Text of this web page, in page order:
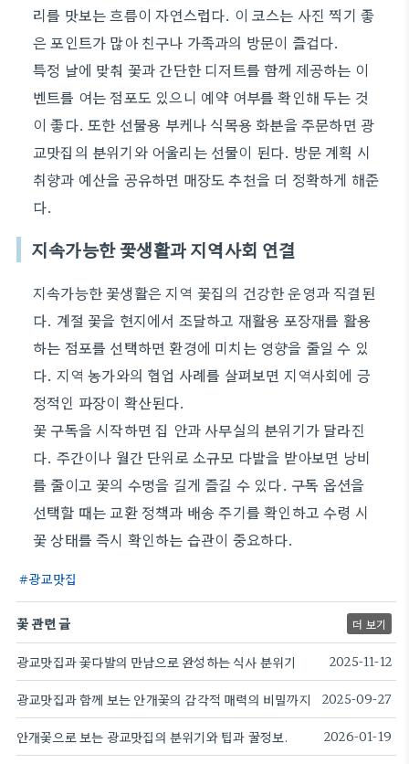
리를 맛보는 흐름이 자연스럽다. 이 코스는 사진 찍기 좋
은 포인트가 많아 친구나 가족과의 방문이 즐겁다.
특정 날에 맞춰 꽃과 간단한 디저트를 함께 제공하는 이
벤트를 여는 점포도 있으니 예약 여부를 확인해 두는 것
이 좋다. 또한 선물용 부케나 식목용 화분을 주문하면 광
교맛집의 분위기와 어울리는 선물이 된다. 방문 계획 시
취향과 예산을 공유하면 매장도 추천을 더 정확하게 해준
다.
지속가능한 꽃생활과 지역사회 연결
지속가능한 꽃생활은 지역 꽃집의 건강한 운영과 직결된
다. 계절 꽃을 현지에서 조달하고 재활용 포장재를 활용
하는 점포를 선택하면 환경에 미치는 영향을 줄일 수 있
다. 지역 농가와의 협업 사례를 살펴보면 지역사회에 긍
정적인 파장이 확산된다.
꽃 구독을 시작하면 집 안과 사무실의 분위기가 달라진
다. 주간이나 월간 단위로 소규모 다발을 받아보면 낭비
를 줄이고 꽃의 수명을 길게 즐길 수 있다. 구독 옵션을
선택할 때는 교환 정책과 배송 주기를 확인하고 수령 시
꽃 상태를 즉시 확인하는 습관이 중요하다.
광교맛집
꽃 관련 글 더 보기
광교맛집과 꽃다발의 만남으로 완성하는 식사 분위기 2025-11-12
광교맛집과 함께 보는 안개꽃의 감각적 매력의 비밀까지 2025-09-27
안개꽃으로 보는 광교맛집의 분위기와 팁과 꿀정보. 2026-01-19